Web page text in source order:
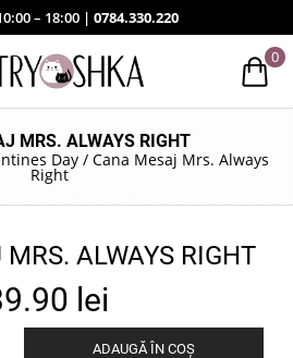
– 18:00 | 0784.330.220
0
MRS. ALWAYS RIGHT
Day/ Cana Mesaj Mrs. Always
Right
ALWAYS RIGHT
lei
ADAUGĂ ÎN COȘ